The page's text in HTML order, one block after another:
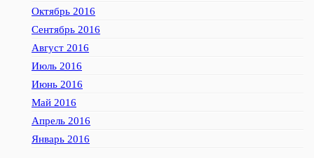
Октябрь 2016
Сентябрь 2016
Август 2016
Июль 2016
Июнь 2016
Май 2016
Апрель 2016
Январь 2016